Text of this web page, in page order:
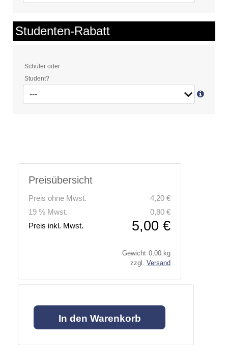
Studenten-Rabatt
Schüler oder
Student?
Preisübersicht
Preis ohne Mwst.
4,20 €
19 % Mwst.
0,80 €
Preis inkl. Mwst.
5,00 €
Gewicht 0,00 kg
zzgl. Versand